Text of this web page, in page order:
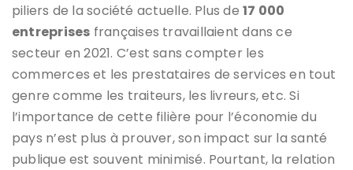
piliers de la société actuelle. Plus de17 000
entreprises françaises travaillaient dans ce
secteur en 2021. C’est sans compter les
commerces et les prestataires de services en tout
genre comme les traiteurs, les livreurs, etc. Si
l’importance de cette filière pour l’économie du
pays n’est plus à prouver, son impact sur la santé
publique est souvent minimisé. Pourtant, la relation